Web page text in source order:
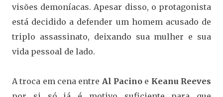
visões demoníacas. Apesar disso, o protagonista
está decidido a defender um homem acusado de
triplo assassinato, deixando sua mulher e sua
vida pessoal de lado.
A troca em cena entre Al Pacino e Keanu Reeves